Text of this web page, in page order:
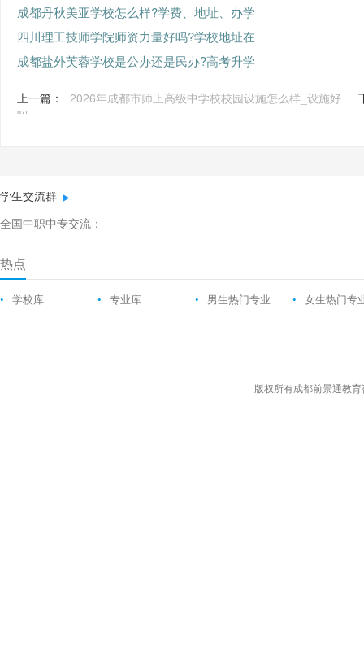
成都丹秋美亚学校怎么样?学费、地址、办学
四川理工技师学院师资力量好吗?学校地址在
成都盐外芙蓉学校是公办还是民办?高考升学
上一篇：
2026年成都市师上高级中学校校园设施怎么样_设施好
吗
学生交流群
全国中职中专交流：
热点
• 学校库 • 专业库 • 男生热门专业 • 女生热门专
版权所有成都前景通教